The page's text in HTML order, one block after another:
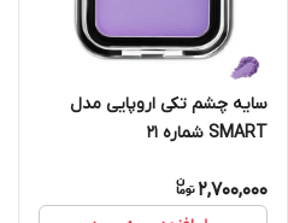
سایه چشم تکی اروپایی مدل
SMART شماره 21
2,700,000